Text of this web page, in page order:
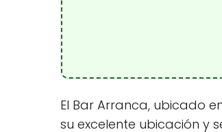
El Bar Arranca, ubicado
su excelente ubicación y